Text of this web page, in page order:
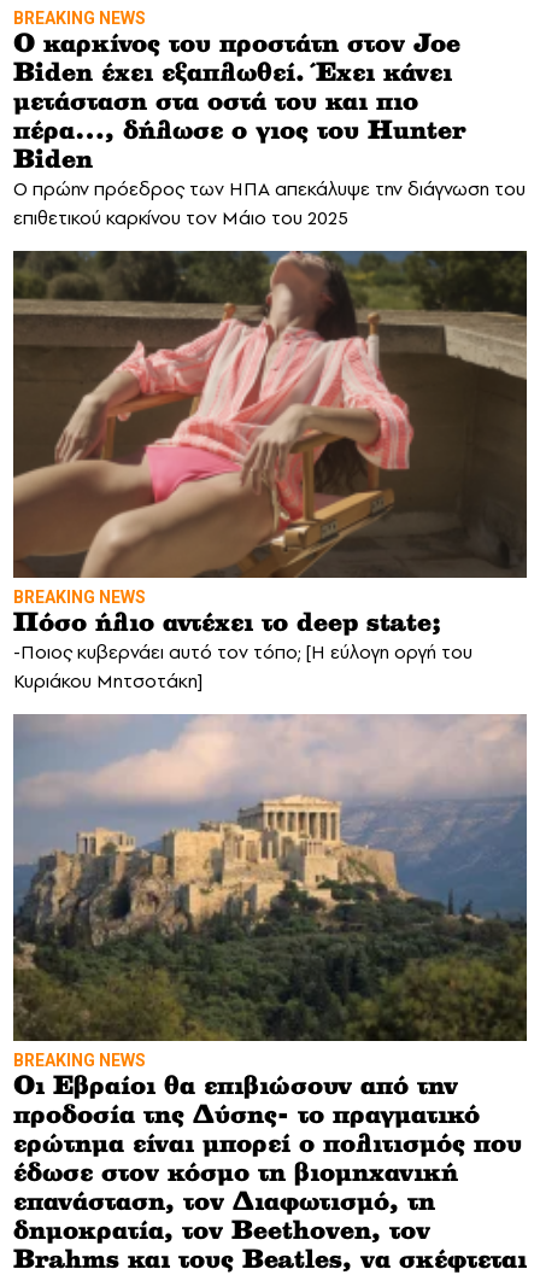
BREAKING NEWS
Ο καρκίνος του προστάτη στον Joe
Biden έχει εξαπλωθεί. Έχει κάνει
μετάσταση στα οστά του και πιο
πέρα…, δήλωσε ο γιος του Hunter
Biden
Ο πρώην πρόεδρος των ΗΠΑ απεκάλυψε την διάγνωση του
επιθετικού καρκίνου τον Μάιο του 2025
BREAKING NEWS
Πόσο ήλιο αντέχει το deep state;
-Ποιος κυβερνάει αυτό τον τόπο; [Η εύλογη οργή του
Κυριάκου Μητσοτάκη]
BREAKING NEWS
Οι Εβραίοι θα επιβιώσουν από την
προδοσία της Δύσης- το πραγματικό
ερώτημα είναι μπορεί ο πολιτισμός που
έδωσε στον κόσμο τη βιομηχανική
επανάσταση, τον Διαφωτισμό, τη
δημοκρατία, τον Beethoven, τον
Brahms και τους Beatles, να σκέφτεται